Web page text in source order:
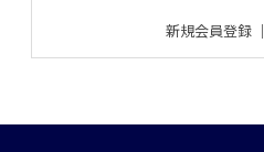
新規会員登録｜